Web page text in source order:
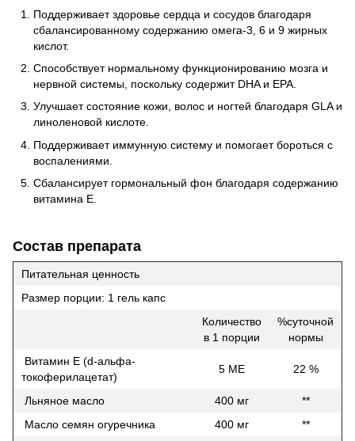
Поддерживает здоровье сердца и сосудов благодаря
сбалансированному содержанию омега-3, 6 и 9 жирных
кислот.
Способствует нормальному функционированию мозга и
нервной системы, поскольку содержит DHA и EPA.
Улучшает состояние кожи, волос и ногтей благодаря GLA и
линоленовой кислоте.
Поддерживает иммунную систему и помогает бороться с
воспалениями.
Сбалансирует гормональный фон благодаря содержанию
витамина Е.
Состав препарата
Питательная ценность
Размер порции: 1 гель капс
Количество
в 1 порции
%суточной
нормы
Витамин Е (d-альфа-
токоферилацетат)
5 МЕ 22 %
Льняное масло 400 мг
**
Mасло семян огуречника
400 мг
**